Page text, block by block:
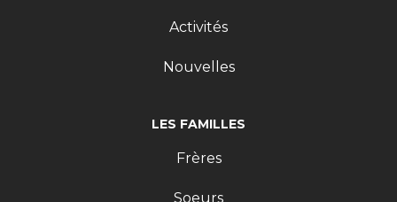
LES FAMILLES
Frères
Soeurs
Activités
Nouvelles